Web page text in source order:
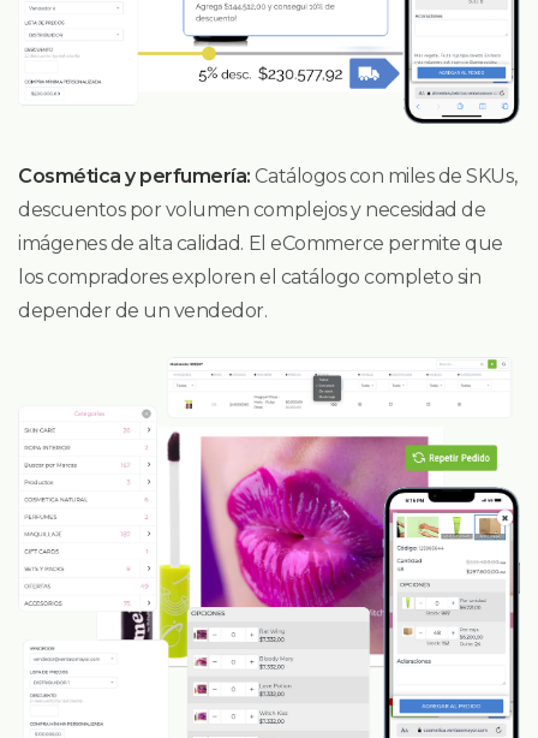
Cosmética y perfumería: Catálogos con miles de SKUs,
descuentos por volumen complejos y necesidad de
imágenes de alta calidad. El eCommerce permite que
los compradores exploren el catálogo completo sin
depender de un vendedor.